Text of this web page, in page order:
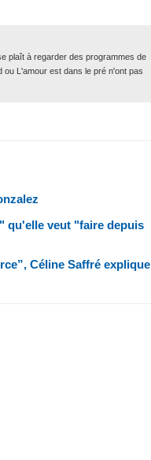
plaît à regarder des programmes de
ou L'amour est dans le pré n'ont pas
qu'elle veut "faire depuis
Céline Saffré explique